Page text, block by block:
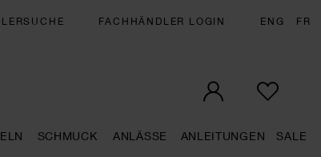
FACHHÄNDLER LOGIN ENG FR
SCHMUCK ANLÄSSE ANLEITUNGEN SALE